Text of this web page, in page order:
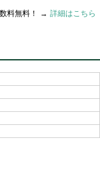
料無料！ → 詳細はこちら